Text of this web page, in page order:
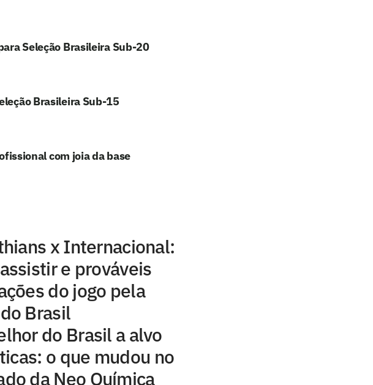
Seleção Brasileira Sub-20
Brasileira Sub-15
com joia da base
x Internacional:
e prováveis
do jogo pela
Brasil
do Brasil a alvo
o que mudou no
da Neo Química